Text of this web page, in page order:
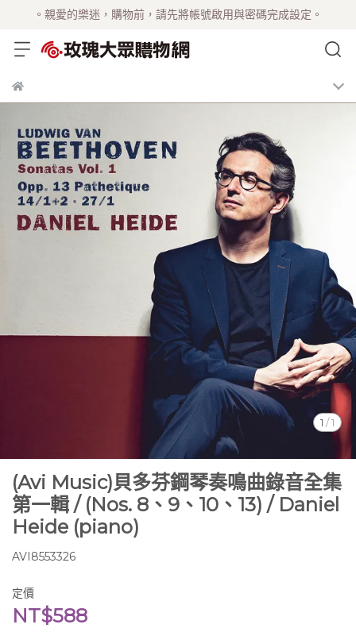
。親愛的樂迷，購物前，請先將帳號啟用與密碼完成設定。
1 /1
(Avi Music)貝多芬鋼琴奏鳴曲錄音全集
第一輯 / (Nos. 8、9、10、13) / Daniel
Heide (piano)
AVI8553326
定價
NT$588